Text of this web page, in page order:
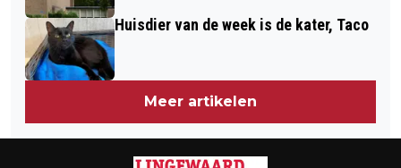
Huisdier van de week is de kater, Taco
Meer artikelen